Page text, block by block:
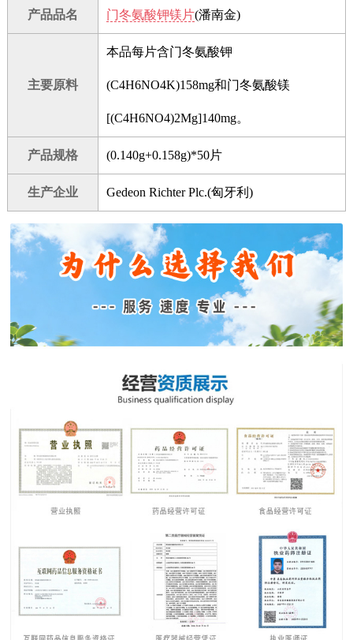
产品品名 门冬氨酸钾镁片(潘南金)
主要原料
本品每片含门冬氨酸钾
(C4H6NO4K)158mg和门冬氨酸镁
[(C4H6NO4)2Mg]140mg。
产品规格 (0.140g+0.158g)*50片
生产企业 Gedeon Richter Plc.(匈牙利)